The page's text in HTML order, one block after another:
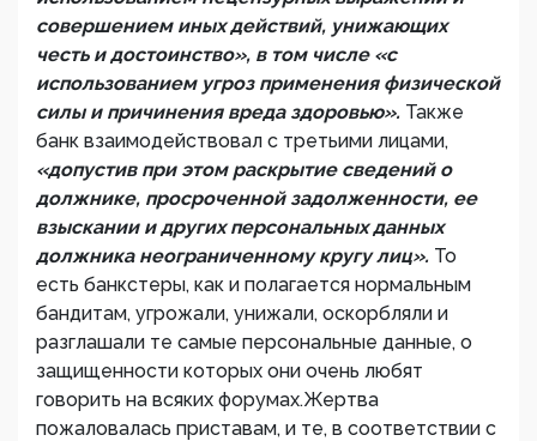
совершением иных действий, унижающих
честь и достоинство», в том числе «с
использованием угроз применения физической
силы и причинения вреда здоровью». Также
банк взаимодействовал с третьими лицами,
«допустив при этом раскрытие сведений о
должнике, просроченной задолженности, ее
взыскании и других персональных данных
должника неограниченному кругу лиц». То
есть банкстеры, как и полагается нормальным
бандитам, угрожали, унижали, оскорбляли и
разглашали те самые персональные данные, о
защищенности которых они очень любят
говорить на всяких форумах.Жертва
пожаловалась приставам, и те, в соответствии с